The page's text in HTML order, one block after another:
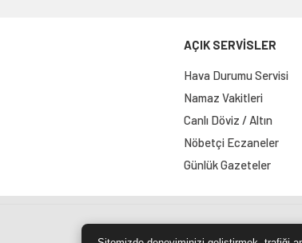
AÇIK SERVİSLER
Hava Durumu Servisi
Namaz Vakitleri
Canlı Döviz / Altın
Nöbetçi Eczaneler
Günlük Gazeteler
Site Haritası RSS Kaynağı